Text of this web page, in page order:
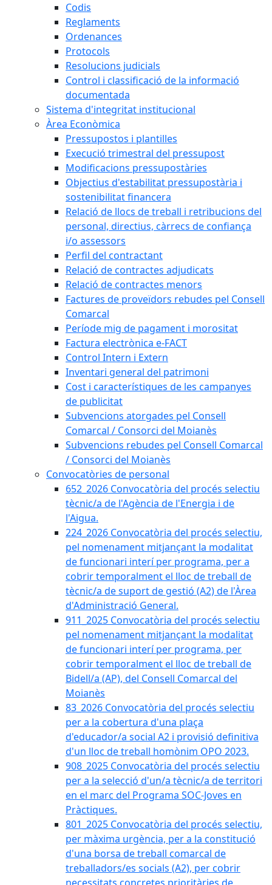
Codis
Reglaments
Ordenances
Protocols
Resolucions judicials
Control i classificació de la informació
documentada
Sistema d'integritat institucional
Àrea Econòmica
Pressupostos i plantilles
Execució trimestral del pressupost
Modificacions pressupostàries
Objectius d'estabilitat pressupostària i
sostenibilitat financera
Relació de llocs de treball i retribucions del
personal, directius, càrrecs de confiança
i/o assessors
Perfil del contractant
Relació de contractes adjudicats
Relació de contractes menors
Factures de proveïdors rebudes pel Consell
Comarcal
Període mig de pagament i morositat
Factura electrònica e-FACT
Control Intern i Extern
Inventari general del patrimoni
Cost i característiques de les campanyes
de publicitat
Subvencions atorgades pel Consell
Comarcal / Consorci del Moianès
Subvencions rebudes pel Consell Comarcal
/ Consorci del Moianès
Convocatòries de personal
652_2026 Convocatòria del procés selectiu
tècnic/a de l'Agència de l'Energia i de
l'Aigua.
224_2026 Convocatòria del procés selectiu,
pel nomenament mitjançant la modalitat
de funcionari interí per programa, per a
cobrir temporalment el lloc de treball de
tècnic/a de suport de gestió (A2) de l'Àrea
d'Administració General.
911_2025 Convocatòria del procés selectiu
pel nomenament mitjançant la modalitat
de funcionari interí per programa, per
cobrir temporalment el lloc de treball de
Bidell/a (AP), del Consell Comarcal del
Moianès
83_2026 Convocatòria del procés selectiu
per a la cobertura d'una plaça
d'educador/a social A2 i provisió definitiva
d'un lloc de treball homònim OPO 2023.
908_2025 Convocatòria del procés selectiu
per a la selecció d'un/a tècnic/a de territori
en el marc del Programa SOC-Joves en
Pràctiques.
801_2025 Convocatòria del procés selectiu,
per màxima urgència, per a la constitució
d'una borsa de treball comarcal de
treballadors/es socials (A2), per cobrir